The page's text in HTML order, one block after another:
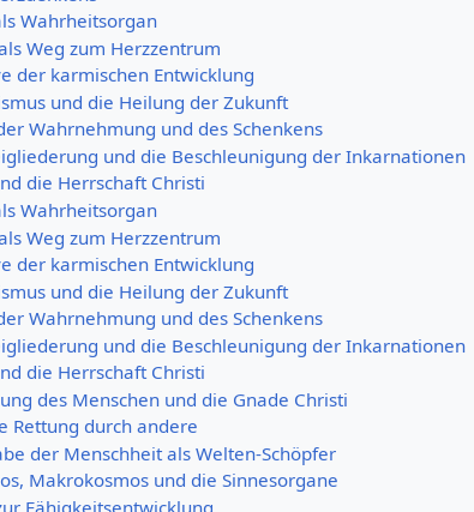
Wahrheitsorgan
Weg zum Herzzentrum
der karmischen Entwicklung
und die Heilung der Zukunft
Wahrnehmung und des Schenkens
und die Beschleunigung der Inkarnationen
die Herrschaft Christi
Wahrheitsorgan
Weg zum Herzzentrum
der karmischen Entwicklung
und die Heilung der Zukunft
Wahrnehmung und des Schenkens
und die Beschleunigung der Inkarnationen
die Herrschaft Christi
des Menschen und die Gnade Christi
Rettung durch andere
der Menschheit als Welten-Schöpfer
Makrokosmos und die Sinnesorgane
Fähigkeitsentwicklung